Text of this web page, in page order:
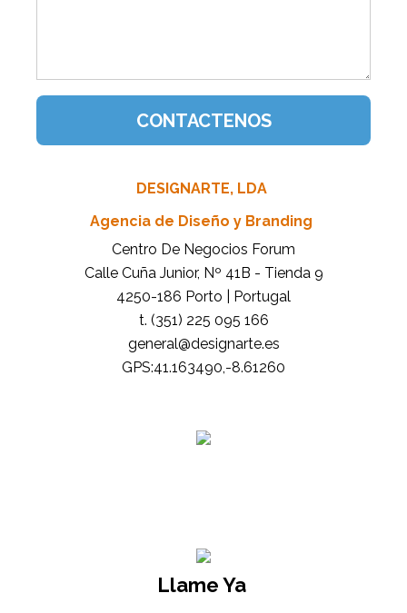
DESIGNARTE, LDA
Agencia de Diseño y Branding
Centro De Negocios Forum
Calle Cuña Junior, Nº 41B - Tienda 9
4250-186 Porto | Portugal
t. (351) 225 095 166
general@designarte.es
GPS:41.163490,-8.61260
Llame Ya